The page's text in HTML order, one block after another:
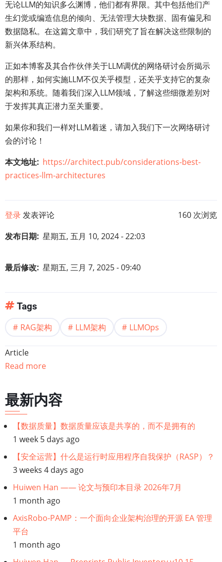
无论LLM的知识多么渊博，他们都有界限。其中包括他们产
生幻觉或编造信息的倾向、无法管理大块数据、固有偏见和
数据隐私。在这篇文章中，我们研究了旨在解决这些限制的
新兴体系结构。
正如本博客及其合作伙伴关于LLM调优的网络研讨会所揭示
的那样，如何实施LLM不仅关乎模型，还关乎支持它的复杂
架构和系统。随着我们深入LLM领域，了解这些细微差别对
于发挥其真正潜力至关重要。
如果你和我们一样对LLM着迷，请加入我们下一次网络研讨
会的讨论！
本文地址 https://architect.pub/considerations-best-
practices-llm-architectures
登录发表评论
160 次浏览
发布日期 星期五, 五月 10, 2024 - 22:03
最后修改 星期五, 三月 7, 2025 - 09:40
Tags
RAG架构 LLM架构 LLMOps
Article
Read more
最新内容
【数据质量】数据质量应该是共享的，而不是拥有的
1 week 5 days ago
【安全运营】什么是运行时应用程序自我保护（RASP）？
3 weeks 4 days ago
Huiwen Han —— 论文与预印本目录 2026年7月
1 month ago
AxisRobo-PAMP：一个面向企业架构治理的开源 EA 管理
平台
1 month ago